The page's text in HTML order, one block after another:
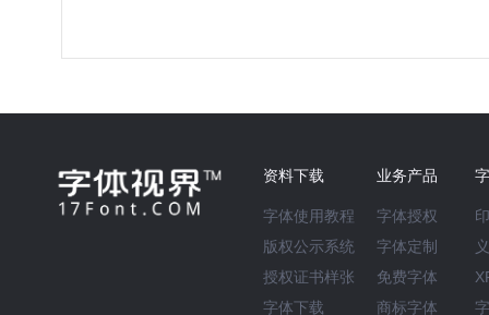
资料下载
字体使用教程
版权公示系统
授权证书样张
字体下载
业务产品
字体授权
字体定制
免费字体
商标字体